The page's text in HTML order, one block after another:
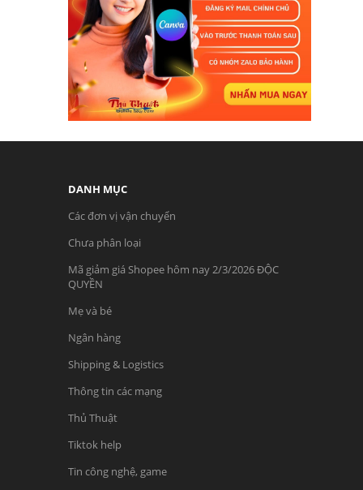
DANH MỤC
Các đơn vị vận chuyển
Chưa phân loại
Mã giảm giá Shopee hôm nay 2/3/2026 ĐỘC
QUYỀN
Mẹ và bé
Ngân hàng
Shipping & Logistics
Thông tin các mạng
Thủ Thuật
Tiktok help
Tin công nghệ, game